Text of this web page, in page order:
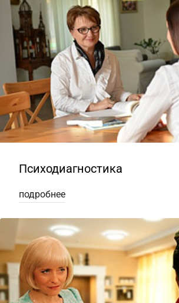
Психодиагностика
подробнее